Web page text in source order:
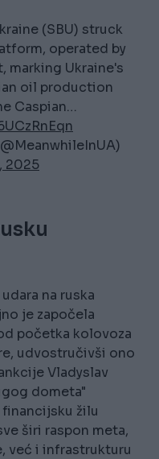
(SBU) struck
operated by
marking Ukraine's
oil production
Caspian…
2025
na ruska
je započela
početka kolovoza
udvostručivši ono
Vladyslav
dometa"
žilu
širi raspon meta,
već i infrastrukturu